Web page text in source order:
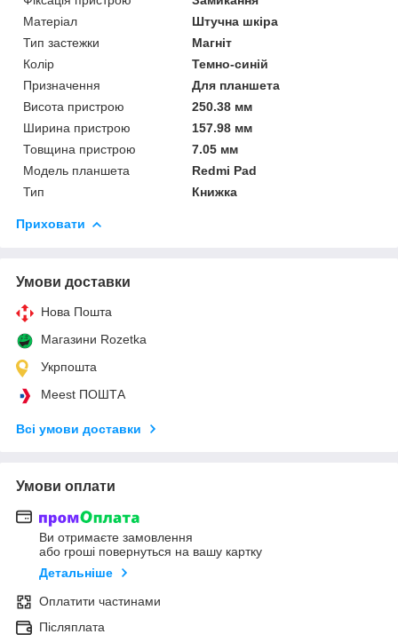
Матеріал
Штучна шкіра
Тип застежки
Магніт
Колір
Темно-синій
Призначення
Для планшета
Висота пристрою
250.38 мм
Ширина пристрою
157.98 мм
Товщина пристрою
7.05 мм
Модель планшета
Redmi Pad
Тип
Книжка
Приховати
Умови доставки
Нова Пошта
Магазини Rozetka
Укрпошта
Meest ПОШТА
Всі умови доставки
Умови оплати
Ви отримаєте замовлення
або гроші повернуться на вашу картку
Детальніше
Оплатити частинами
Післяплата